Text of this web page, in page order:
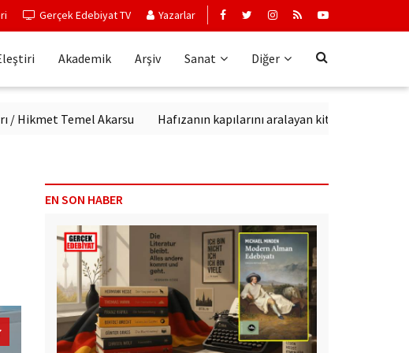
Gerçek Edebiyat TV Yazarlar
Akademik Arşiv Sanat Diğer
Temel Akarsu Hafızanın kapılarını aralayan kitap: Kırık Anahtar
EN SON HABER